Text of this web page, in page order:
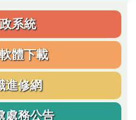
系統
體下載
進修網
處務公告